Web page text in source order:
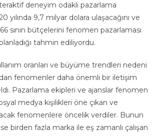
deneyim odaklı pazarlama
yılında 9,7 milyar dolara ulaşacağını ve
sının bütçelerini fenomen pazarlaması
tahmin ediliyordu.
oranları ve büyüme trendleri nedeni
fenomenler daha önemli bir iletişim
Pazarlama ekipleri ve ajanslar fenomen
medya kişilikleri öne çıkan ve
fenomenlere öncelik verdiler. Bunun
birden fazla marka ile eş zamanlı çalışan